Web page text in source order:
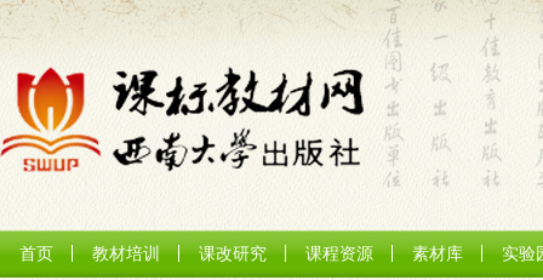
首页 教材培训 课改研究 课程资源 素材库 实验